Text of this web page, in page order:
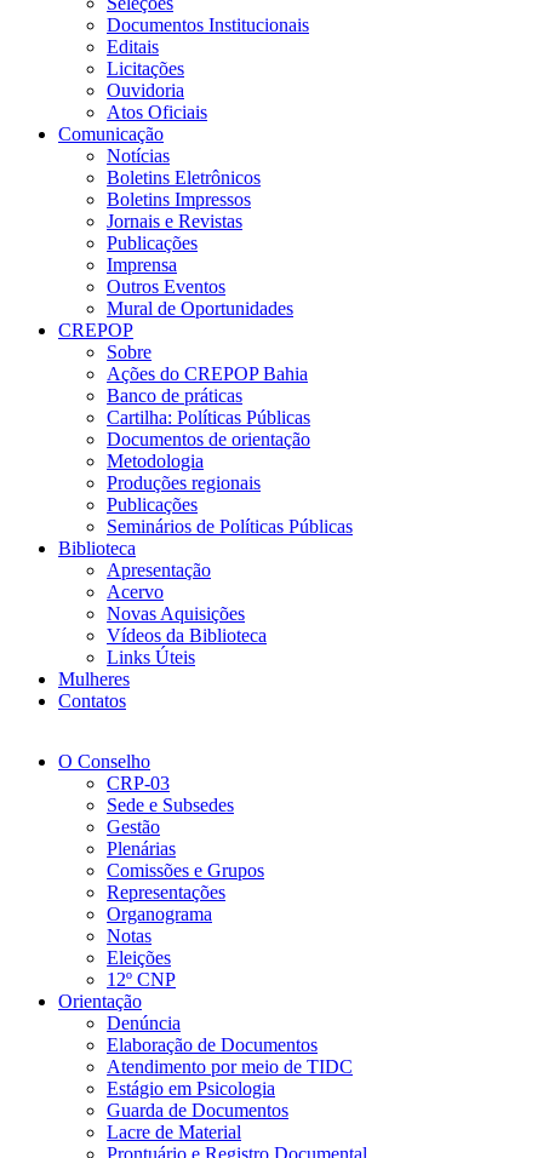
Documentos Institucionais
Editais
Licitações
Ouvidoria
Atos Oficiais
Comunicação
Notícias
Boletins Eletrônicos
Boletins Impressos
Jornais e Revistas
Publicações
Imprensa
Outros Eventos
Mural de Oportunidades
CREPOP
Sobre
Ações do CREPOP Bahia
Banco de práticas
Cartilha: Políticas Públicas
Documentos de orientação
Metodologia
Produções regionais
Publicações
Seminários de Políticas Públicas
Biblioteca
Apresentação
Acervo
Novas Aquisições
Vídeos da Biblioteca
Links Úteis
Mulheres
Contatos
O Conselho
CRP-03
Sede e Subsedes
Gestão
Plenárias
Comissões e Grupos
Representações
Organograma
Notas
Eleições
12º CNP
Orientação
Denúncia
Elaboração de Documentos
Atendimento por meio de TIDC
Estágio em Psicologia
Guarda de Documentos
Lacre de Material